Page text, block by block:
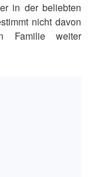
in der beliebten
nicht davon
Familie weiter